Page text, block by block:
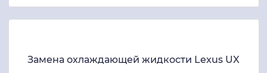
Замена охлаждающей жидкости Lexus UX